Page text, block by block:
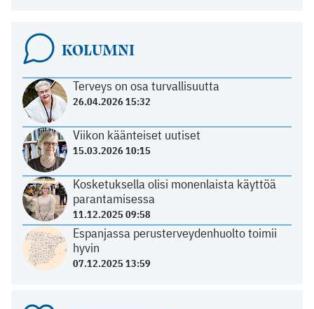
KOLUMNI
Terveys on osa turvallisuutta
26.04.2026 15:32
Viikon käänteiset uutiset
15.03.2026 10:15
Kosketuksella olisi monenlaista käyttöä
parantamisessa
11.12.2025 09:58
Espanjassa perusterveydenhuolto toimii
hyvin
07.12.2025 13:59